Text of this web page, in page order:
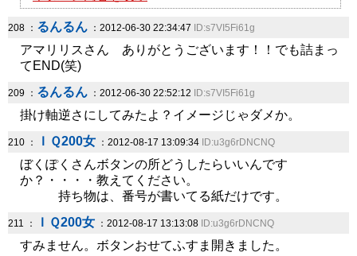
208 ： るんるん ：2012-06-30 22:34:47 ID:s7VI5Fi61g
アマリリスさん ありがとうございます！！でも詰まっ
てEND(笑)
209 ： るんるん ：2012-06-30 22:52:12 ID:s7VI5Fi61g
掛け軸逆さにしてみたよ？イメージじゃダメか。
210 ： ＩＱ200女 ：2012-08-17 13:09:34 ID:u3g6rDNCNQ
ぼくぽくさんボタンの所どうしたらいいんです
か？・・・・教えてください。
持ち物は、番号が書いてる紙だけです。
211 ： ＩＱ200女 ：2012-08-17 13:13:08 ID:u3g6rDNCNQ
すみません。ボタンおせてふすま開きました。